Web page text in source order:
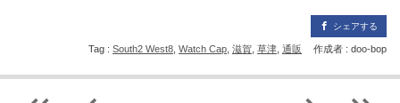
シェアする
Tag : South2 West8 Watch Cap 滋賀 草津 通販 作成者 : doo-bop